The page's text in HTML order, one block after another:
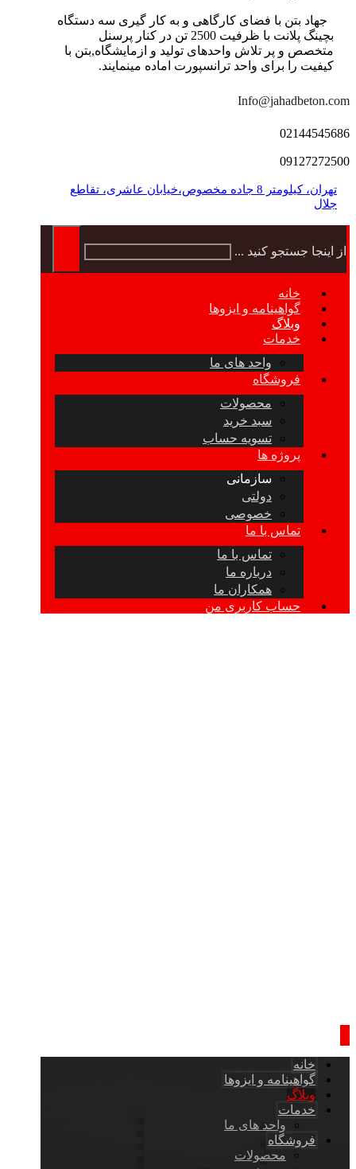
جهاد بتن با فضای کارگاهی و به کار گیری سه دستگاه
بچینگ پلانت با ظرفیت 2500 تن در کنار پرسنل
متخصص و پر تلاش واحدهای تولید و ازمایشگاه,بتن با
کیفیت را برای واحد ترانسپورت اماده مینمایند.
Info@jahadbeton.com
02144545686
09127272500
تهران، کیلومتر 8 جاده مخصوص،خیابان عاشری، تقاطع
جلال
از اینجا جستجو کنید ...
خانه
گواهینامه و ایزوها
وبلاگ
خدمات
واحد های ما
فروشگاه
محصولات
سبد خرید
تسویه حساب
پروژه ها
سازمانی
دولتی
خصوصی
تماس با ما
تماس با ما
درباره ما
همکاران ما
حساب کاربری من
خانه
گواهینامه و ایزوها
وبلاگ
خدمات
واحد های ما
فروشگاه
محصولات